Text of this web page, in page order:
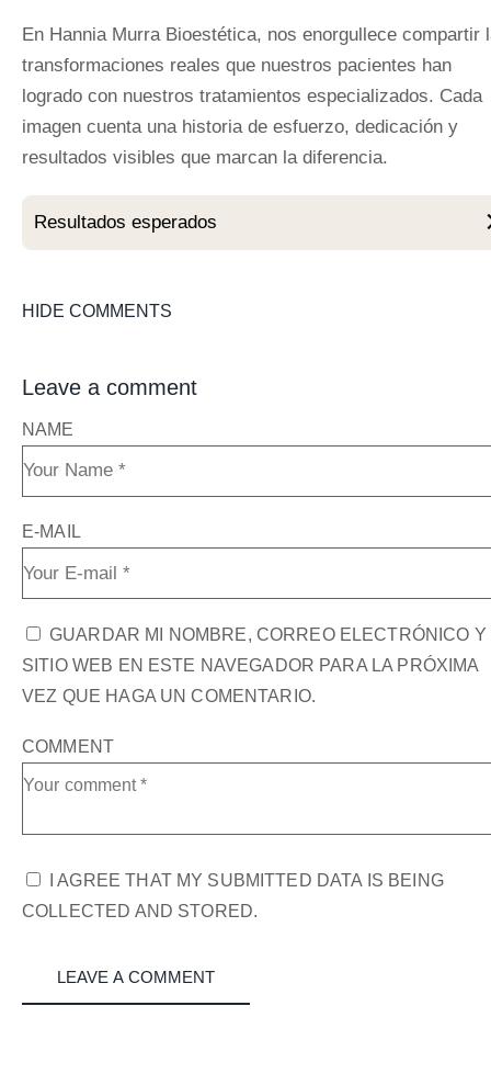
En Hannia Murra Bioestética, nos enorgullece compartir
transformaciones reales que nuestros pacientes han
logrado con nuestros tratamientos especializados. Cada
imagen cuenta una historia de esfuerzo, dedicación y
resultados visibles que marcan la diferencia.
Resultados esperados
HIDE COMMENTS
Leave a comment
NAME
E-MAIL
GUARDAR MI NOMBRE, CORREO ELECTRÓNICO Y
SITIO WEB EN ESTE NAVEGADOR PARA LA PRÓXIMA
VEZ QUE HAGA UN COMENTARIO.
COMMENT
I AGREE THAT MY SUBMITTED DATA IS BEING
COLLECTED AND STORED.